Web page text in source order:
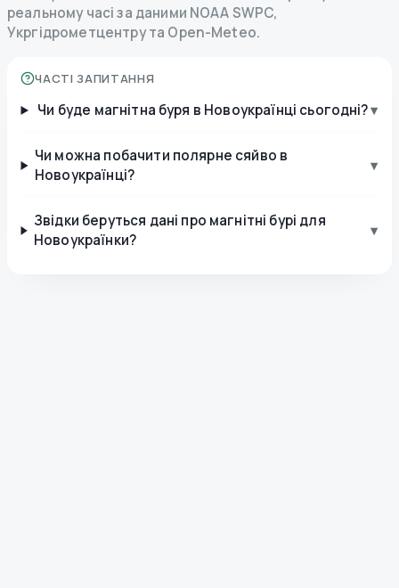
реальному часі за даними NOAA SWPC,
Укргідрометцентру та Open-Meteo.
ЧАСТІ ЗАПИТАННЯ
Чи буде магнітна буря в Новоукраїнці сьогодні?▾
Чи можна побачити полярне сяйво в
Новоукраїнці?
▾
Звідки беруться дані про магнітні бурі для
Новоукраїнки?
▾